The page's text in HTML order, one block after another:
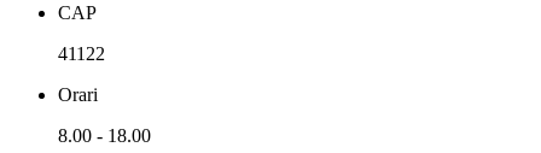
CAP
41122
Orari
8.00 - 18.00